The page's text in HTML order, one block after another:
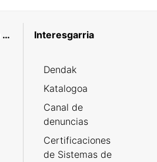
Kontratatzailearen profila Interesgarria
Dendak
Katalogoa
Canal de
denuncias
Certificaciones
de Sistemas de